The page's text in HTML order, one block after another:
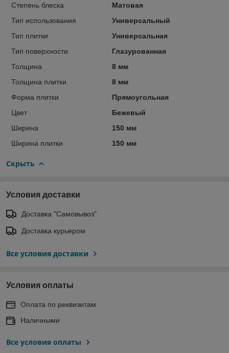
Степень блеска
Матовая
Тип использования
Универсальный
Тип плитки
Универсальная
Тип поверхности
Глазурованная
Толщина
8 мм
Толщина плитки
8 мм
Форма плитки
Прямоугольная
Цвет
Бежевый
Ширина
150 мм
Ширина плитки
150 мм
Скрыть
Условия доставки
Доставка "Самовывоз"
Доставка курьером
Все условия доставки
Условия оплаты
Оплата по реквизитам
Наличными
Все условия оплаты